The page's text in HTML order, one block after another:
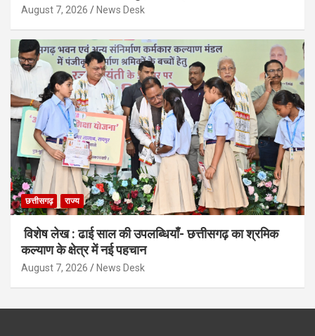
August 7, 2026 News Desk
छत्तीसगढ़ राज्य
विशेष लेख : ढाई साल की उपलब्धियाँ- छत्तीसगढ़ का श्रमिक
कल्याण के क्षेत्र में नई पहचान
August 7, 2026 News Desk